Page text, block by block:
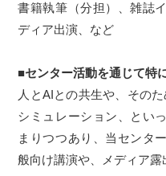
書籍執筆（分担）、雑誌
ディア出演、など
■センター活動を通じて特
人とAIとの共生や、その
シミュレーション、とい
まりつつあり、当センタ
般向け講演や、メディア露